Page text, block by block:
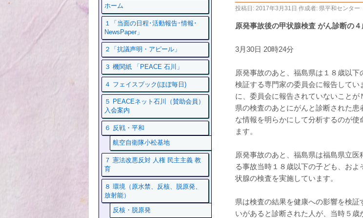
投稿日: 2017年3月31日 作成者: 県平和センター
原発事故後の甲状腺検査 がん診断の
3月30日 20時24分
原発事故のあと、福島県は１８歳以
検証する専門家の委員会に報告して
に、委員会に報告されていないことが
県の検査のあとにがんと診断された
な情報を明らかにして分析するのが
ます。
原発事故のあと、福島県は福島県立
る事故当時１８歳以下の子ども、お
状腺の検査を実施しています。
県は検査の結果を健康への影響を検
いがあると診断された人が、当時５歳
ホーム
１「当面の日程･活動報告･情報･
NewsPaper」
２「抗議声明・アピール」
３ 機関紙 「PEACE 石川」
４ フェイスプック(ほぼ毎日)
５ PEACEネット石川（賛助会員）
入会案内
６ 反戦・平和
航空自衛隊小松基地
７ 憲法改悪反対 人権 民主主義 教
育
８ 環境（原水禁、反核、脱原発、
放射能）
反核・脱原発